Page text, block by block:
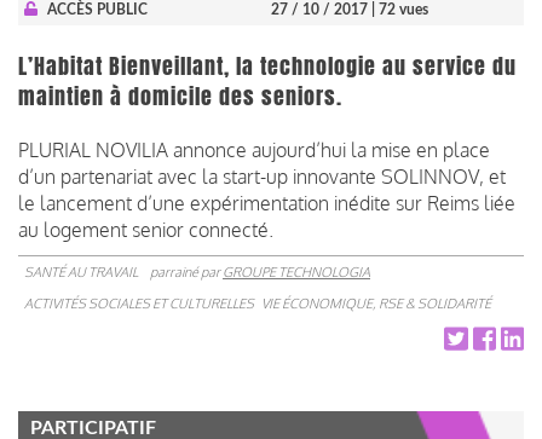
ACCÈS PUBLIC 27 / 10 / 2017 | 72 vues
L’Habitat Bienveillant, la technologie au service du
maintien à domicile des seniors.
PLURIAL NOVILIA annonce aujourd’hui la mise en place
d’un partenariat avec la start-up innovante SOLINNOV, et
le lancement d’une expérimentation inédite sur Reims liée
au logement senior connecté.
SANTÉ AU TRAVAIL parrainé parGROUPE TECHNOLOGIA
ACTIVITÉS SOCIALES ET CULTURELLES VIE ÉCONOMIQUE, RSE & SOLIDARITÉ
PARTICIPATIF